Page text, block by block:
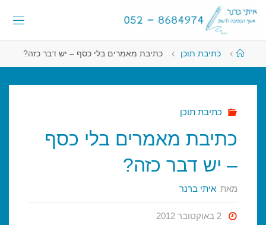
דלגו
לתוכן
לתוכן
י תי
ברנ
ר -
ף ה
כת י
עמוד
ראשי
כתיבת תוכן כתיבת מאמרים בלי כסף – יש דבר כזה?
כתיבת תוכן
כתיבת מאמרים בלי כסף
– יש דבר כזה?
מאת איתי ברנר
2 באוקטובר 2012